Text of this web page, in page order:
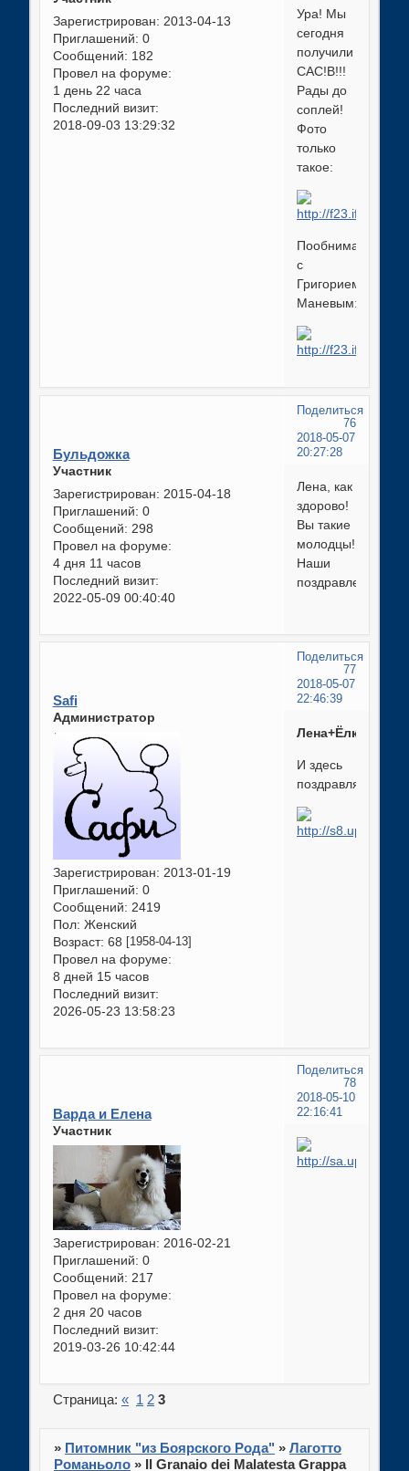
Зарегистрирован: 2013-04-13
Приглашений: 0
Сообщений: 182
Провел на форуме:
1 день 22 часа
Последний визит:
2018-09-03 13:29:32
Ура! Мы
сегодня
получили
САС!В!!!
Рады до
соплей!
Фото
только
такое:
Пообнимались
с
Григорием
Маневым:
Поделиться
76
2018-05-07
20:27:28
Бульдожка
Участник
Зарегистрирован: 2015-04-18
Приглашений: 0
Сообщений: 298
Провел на форуме:
4 дня 11 часов
Последний визит:
2022-05-09 00:40:40
Лена, как
здорово!
Вы такие
молодцы!
Наши
поздравления!
Поделиться
77
2018-05-07
22:46:39
Safi
Администратор
Зарегистрирован: 2013-01-19
Приглашений: 0
Сообщений: 2419
Пол: Женский
Возраст: 68 [1958-04-13]
Провел на форуме:
8 дней 15 часов
Последний визит:
2026-05-23 13:58:23
Лена+Ёлка
И здесь
поздравляю!
Поделиться
78
2018-05-10
22:16:41
Варда и Елена
Участник
Зарегистрирован: 2016-02-21
Приглашений: 0
Сообщений: 217
Провел на форуме:
2 дня 20 часов
Последний визит:
2019-03-26 10:42:44
Страница: « 1 2 3
» Питомник "из Боярского Рода" » Лаготто
Романьоло » Il Granaio dei Malatesta Grappa